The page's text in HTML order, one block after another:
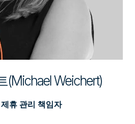
(Michael Weichert)
휴 관리 책임자